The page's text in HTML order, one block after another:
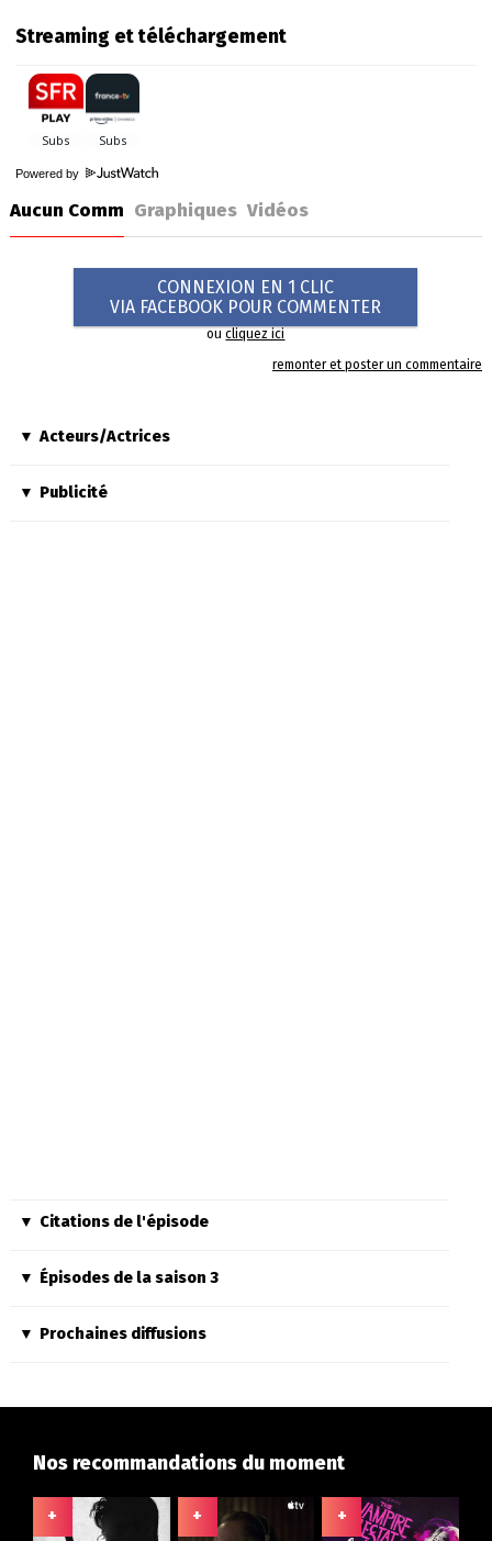
Streaming et téléchargement
Powered by
Aucun Comm Graphiques Vidéos
CONNEXION EN 1 CLIC
VIA FACEBOOK POUR COMMENTER
oucliquez ici
remonter et poster un commentaire
Acteurs/Actrices
Publicité
Citations de l'épisode
Épisodes de la saison 3
Prochaines diffusions
Nos recommandations du moment
+ + +